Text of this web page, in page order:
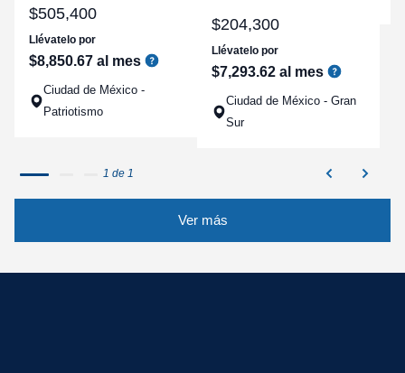
$505,400
Llévatelo por
$8,850.67 al mes
Ciudad de México -
Patriotismo
$204,300
Llévatelo por
$7,293.62 al mes
Ciudad de México - Gran
Sur
1 de 1
Ver más